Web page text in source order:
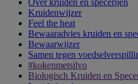
Over kruiden en specerijen
Kruidenwijzer
Feel the heat
Bewaaradvies kruiden en
Bewaarwijzer
Samen tegen
#kokenmetsilvo
Biologisch Kruiden en